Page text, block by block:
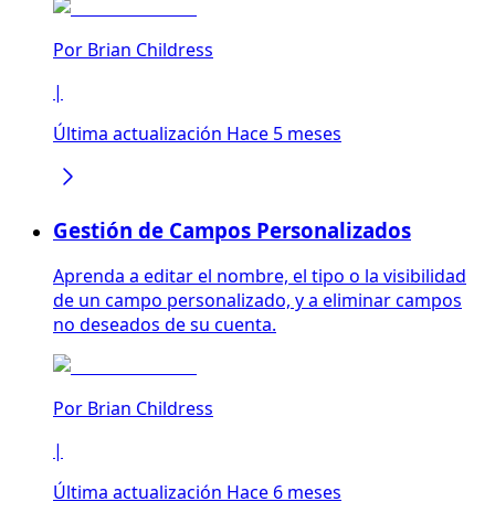
Por Brian Childress
|
Última actualización Hace 5 meses
Gestión de Campos Personalizados
Aprenda a editar el nombre, el tipo o la visibilidad
de un campo personalizado, y a eliminar campos
no deseados de su cuenta.
Por Brian Childress
|
Última actualización Hace 6 meses